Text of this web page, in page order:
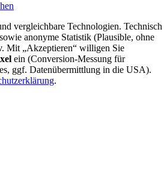
vergleichbare Technologien. Technisch
anonyme Statistik (Plausible, ohne
Mit „Akzeptieren“ willigen Sie
ein (Conversion-Messung für
ggf. Datenübermittlung in die USA).
.